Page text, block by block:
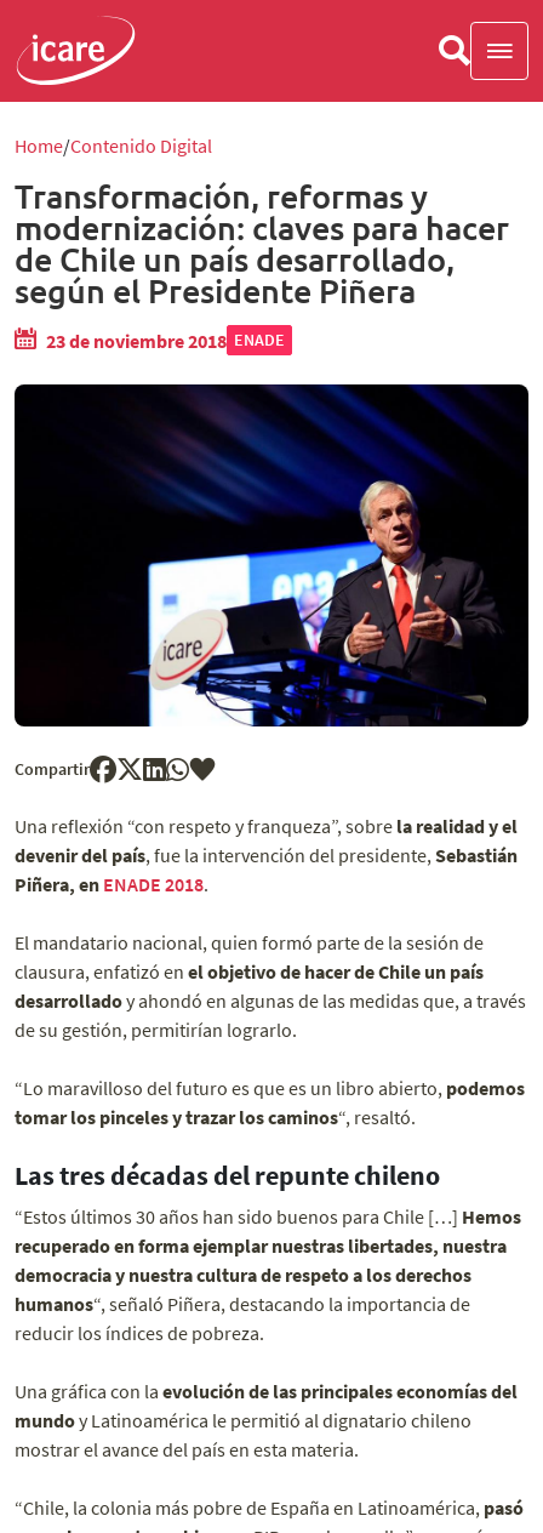
Home Contenido Digital
Transformación, reformas y
modernización: claves para hacer
de Chile un país desarrollado,
según el Presidente Piñera
23 de noviembre 2018 ENADE
Compartir
Una reflexión “con respeto y franqueza”, sobre la realidad y el
devenir del país, fue la intervención del presidente,Sebastián
Piñera, en ENADE 2018.
El mandatario nacional, quien formó parte de la sesión de
clausura, enfatizó en el objetivo de hacer de Chile un país
desarrolladoy ahondó en algunas de las medidas que, a través
de su gestión, permitirían lograrlo.
“Lo maravilloso del futuro es que es un libro abierto, podemos
tomar los pinceles y trazar los caminos“, resaltó.
Las tres décadas del repunte chileno
“Estos últimos 30 años han sido buenos para Chile […] Hemos
recuperado en forma ejemplar nuestras libertades, nuestra
democracia y nuestra cultura de respeto a los derechos
humanos“, señaló Piñera, destacando la importancia de
reducir los índices de pobreza.
Una gráfica con la evolución de las principales economías del
mundoy Latinoamérica le permitió al dignatario chileno
mostrar el avance del país en esta materia.
“Chile, la colonia más pobre de España en Latinoamérica, pasó